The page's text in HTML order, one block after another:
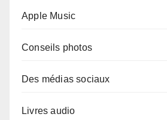
Apple Music
Conseils photos
Des médias sociaux
Livres audio